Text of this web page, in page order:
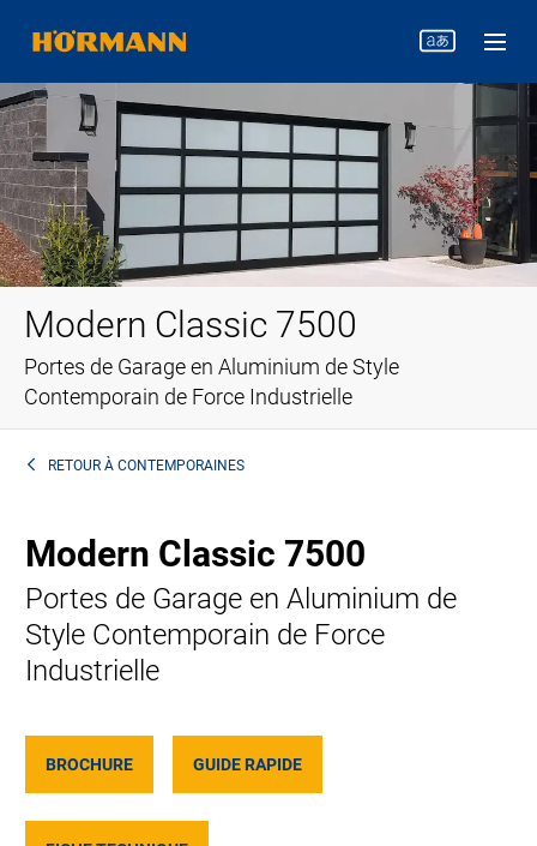
Modern Classic 7500
Portes de Garage en Aluminium de Style
Contemporain de Force Industrielle
RETOUR ÀCONTEMPORAINES
Modern Classic 7500
Portes de Garage en Aluminium de
Style Contemporain de Force
Industrielle
BROCHURE GUIDE RAPIDE